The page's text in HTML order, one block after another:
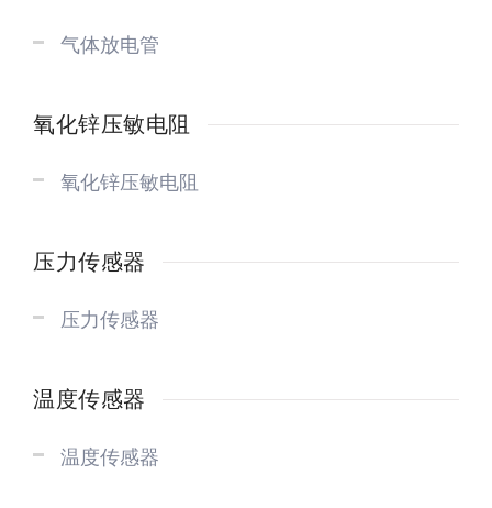
气体放电管
氧化锌压敏电阻
氧化锌压敏电阻
压力传感器
压力传感器
温度传感器
温度传感器